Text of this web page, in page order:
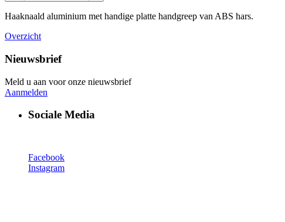
Haaknaald aluminium met handige platte handgreep van ABS hars.
Overzicht
Nieuwsbrief
Meld u aan voor onze nieuwsbrief
Aanmelden
Sociale Media
Facebook
Instagram